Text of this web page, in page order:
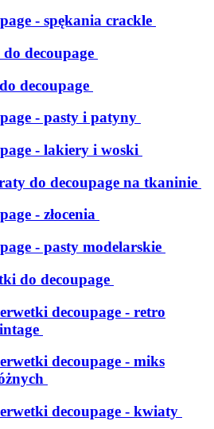
- spękania crackle
decoupage
decoupage
- pasty i patyny
- lakiery i woski
do decoupage na tkaninie
- złocenia
- pasty modelarskie
do decoupage
decoupage - retro
decoupage - miks
decoupage - kwiaty